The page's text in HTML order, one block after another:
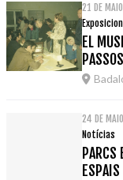
21 DE
EL
24 DE
Notícias
PARCS
ESPAIS